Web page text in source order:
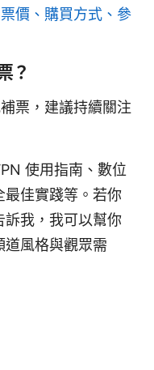
價、購買方式、參
？
票，建議持續關注
使用指南、數位
最佳實踐等。若你
訴我，我可以幫你
道風格與觀眾需